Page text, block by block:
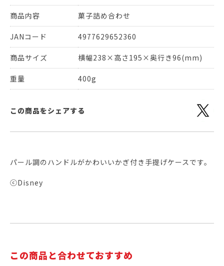
商品内容 菓子詰め合わせ
JANコード 4977629652360
商品サイズ 横幅238×高さ195×奥行き96(mm)
重量 400g
この商品をシェアする
パール調のハンドルがかわいいかぎ付き手提げケースです。
ⓒDisney
この商品と合わせておすすめ